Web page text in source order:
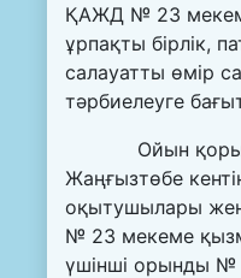
ҚАЖД № 23
ұрпақты бірлік,
салауатты өмір
тәрбиелеуге
Ойын
Жаңғызтөбе
оқытушылары
№ 23 мекеме
үшінші орынды №